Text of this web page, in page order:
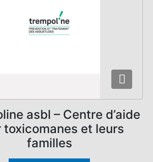
asbl – Centre d’aide
toxicomanes et leurs
familles